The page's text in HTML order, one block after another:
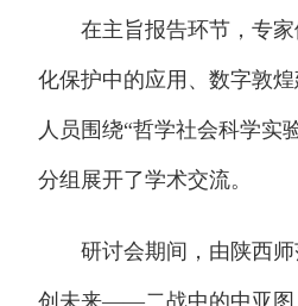
在主旨报告环节，专家
化保护中的应用、数字敦
人员围绕“哲学社会科学实
分组展开了学术交流。
研讨会期间，由陕西师
创未来——二战中的中亚图